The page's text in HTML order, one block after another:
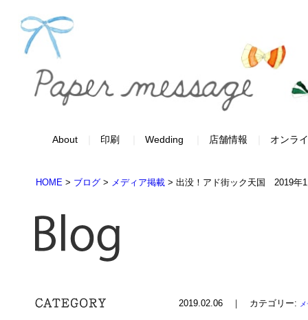
About 印刷 Wedding 店舗情報 オンラ
HOME > ブログ > メディア掲載 > 出没！アド街ック天国 2019年
2019.02.06 ｜ カテゴリー: